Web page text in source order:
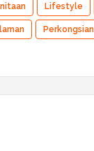
Lifestyle
Perkongsian